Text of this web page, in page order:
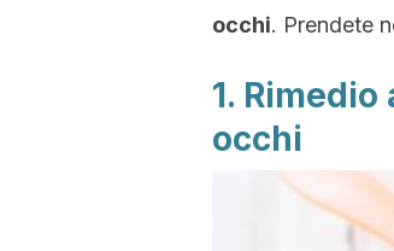
occhi. Prendete
1.
occhi